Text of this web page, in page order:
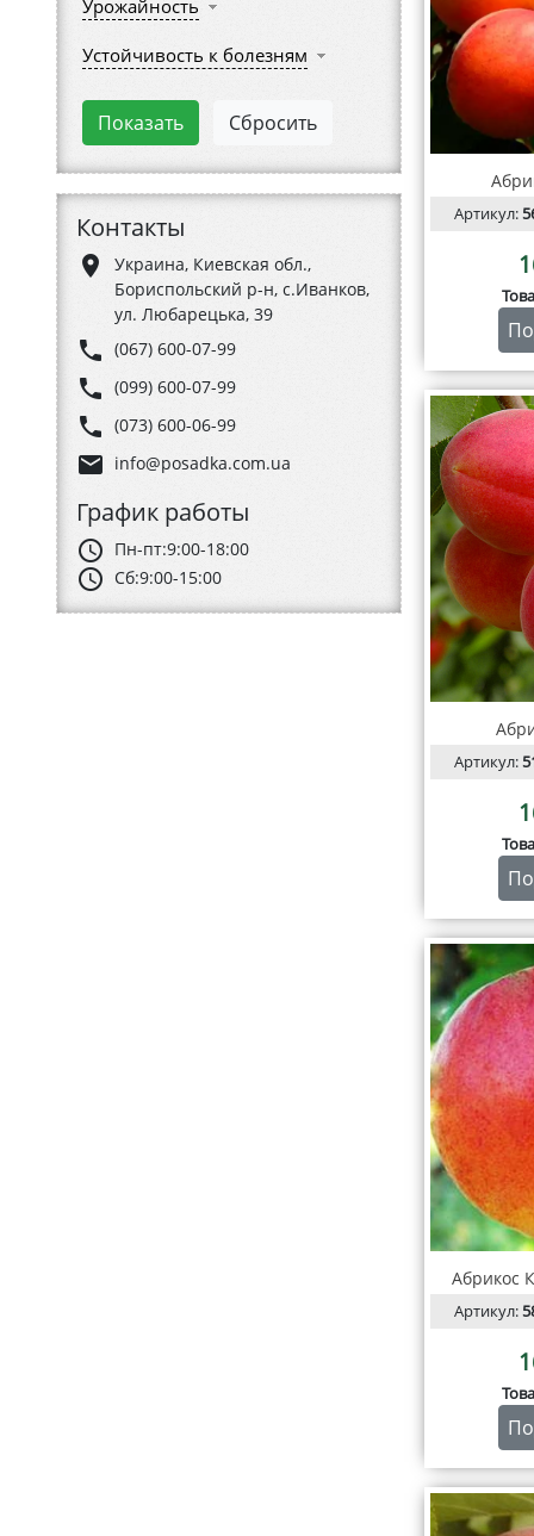
Урожайность
Устойчивость к болезням
Контакты
place
Украина, Киевская обл.,
Бориспольский р-н, с.Иванков,
ул. Любарецька, 39
phone (067) 600-07-99
phone (099) 600-07-99
phone (073) 600-06-99
email info@posadka.com.ua
График работы
schedule Пн-пт:9:00-18:00
schedule Сб:9:00-15:00
Артикул:
Артикул:
Абрикос
Артикул: